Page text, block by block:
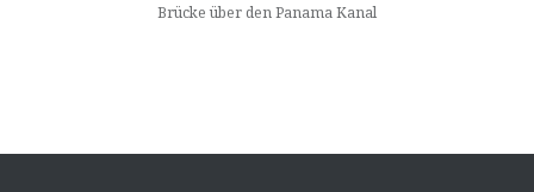
Brücke über den Panama Kanal